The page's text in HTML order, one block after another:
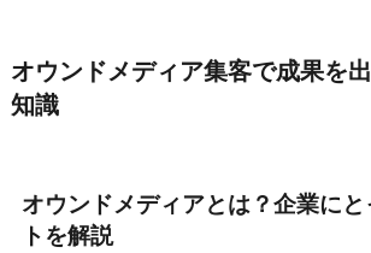
オウンドメディア集客で成果を
知識
オウンドメディアとは？企業にと
トを解説